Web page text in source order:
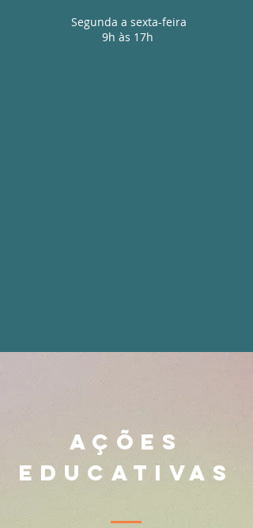
Segunda a sexta-feira
9h às 17h
AÇÕES
EDUCATIVAS